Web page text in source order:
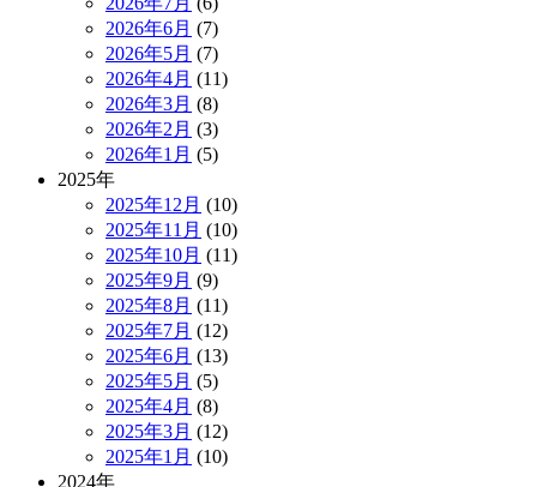
2026年6月 (7)
2026年5月 (7)
2026年4月 (11)
2026年3月 (8)
2026年2月 (3)
2026年1月 (5)
2025年
2025年12月 (10)
2025年11月 (10)
2025年10月 (11)
2025年9月 (9)
2025年8月 (11)
2025年7月 (12)
2025年6月 (13)
2025年5月 (5)
2025年4月 (8)
2025年3月 (12)
2025年1月 (10)
2024年